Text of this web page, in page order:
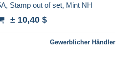
Stamp out of set, Mint NH
± 10,40 $
Gewerblicher Händler